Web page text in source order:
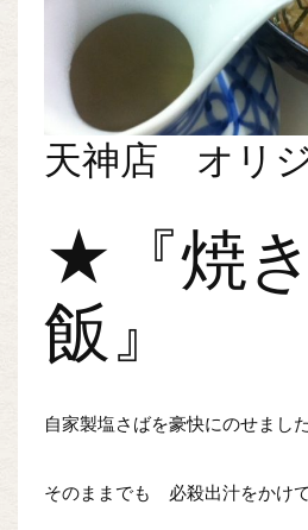
天神店 オリ
★『焼
飯』
自家製塩さばを豪快にのせました
そのままでも 必殺出汁をかけ